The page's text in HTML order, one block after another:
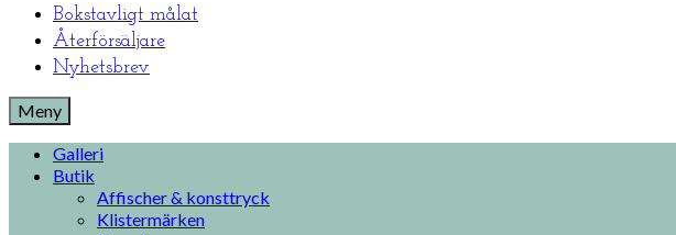
Bokstavligt målat
Återförsäljare
Nyhetsbrev
Meny
Galleri
Butik
Affischer & konsttryck
Klistermärken